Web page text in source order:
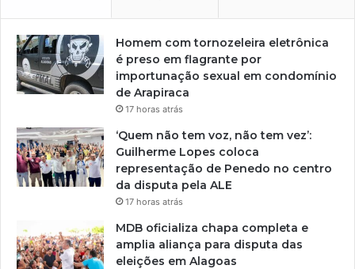
Homem com tornozeleira eletrônica
é preso em flagrante por
importunação sexual em condomínio
de Arapiraca
17 horas atrás
‘Quem não tem voz, não tem vez’:
Guilherme Lopes coloca
representação de Penedo no centro
da disputa pela ALE
17 horas atrás
MDB oficializa chapa completa e
amplia aliança para disputa das
eleições em Alagoas